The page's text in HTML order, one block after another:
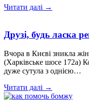
Читати далі →
Друзі, будь ласка
Вчора в Києві зникла
(Харківське шосе 172а)
дуже сутула з однією…
Читати далі →